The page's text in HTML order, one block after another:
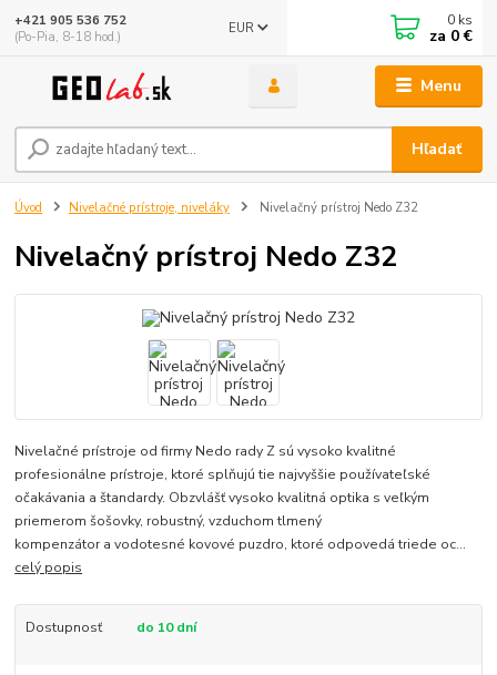
Menu
EUR
Hľadať
+421 905 536 752
(Po-Pia, 8-18 hod.)
0 ks
za 0 €
Úvod Nivelačné prístroje, niveláky Nivelačný prístroj Nedo Z32
Nivelačný prístroj Nedo Z32
Nivelačné prístroje od firmy Nedo rady Z sú vysoko kvalitné
profesionálne prístroje, ktoré splňujú tie najvyššie používateľské
očakávania a štandardy. Obzvlášť vysoko kvalitná optika s veľkým
priemerom šošovky, robustný, vzduchom tlmený
kompenzátor a vodotesné kovové puzdro, ktoré odpovedá triede oc...
celý popis
Dostupnosť do 10 dní